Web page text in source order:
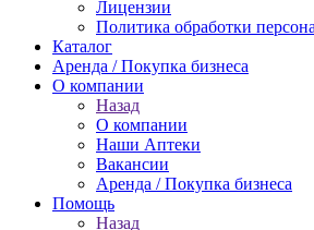
Лицензии
Политика обработки
Каталог
Аренда / Покупка бизнеса
О компании
Назад
О компании
Наши Аптеки
Вакансии
Аренда / Покупка бизнеса
Помощь
Назад